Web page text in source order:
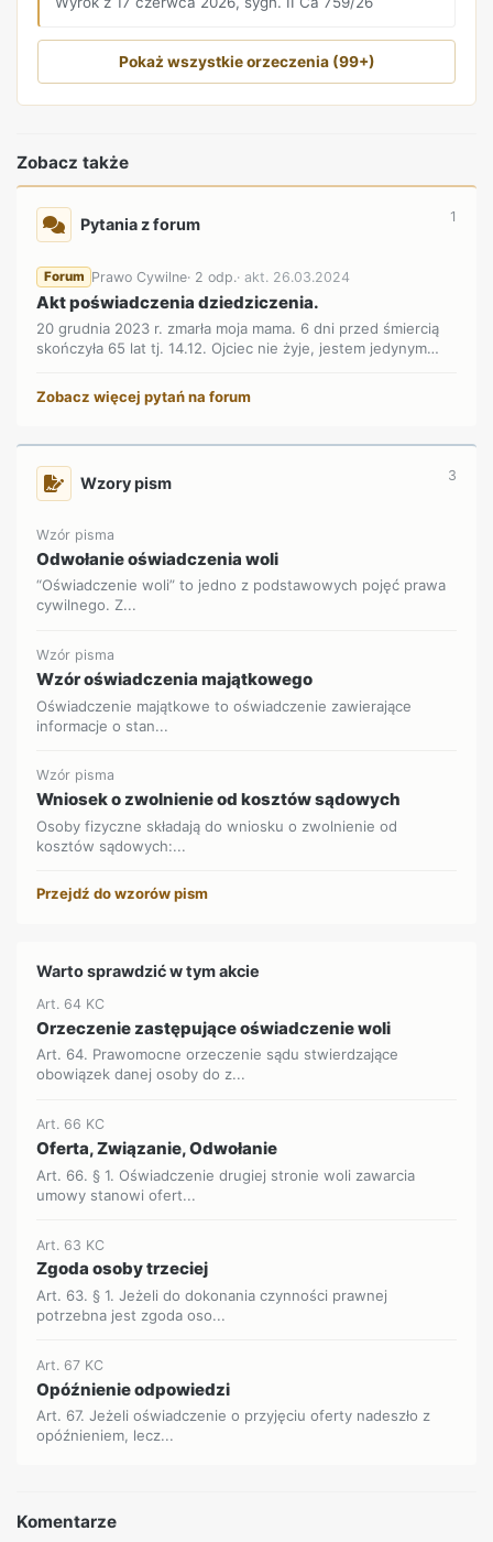
Pokaż wszystkie orzeczenia (99+)
Zobacz także
Pytania z forum 1
Forum Prawo Cywilne· 2 odp.· akt. 26.03.2024
Akt poświadczenia dziedziczenia.
20 grudnia 2023 r. zmarła moja mama. 6 dni przed śmiercią
skończyła 65 lat tj. 14.12. Ojciec nie żyje, jestem jedynym
Zobacz więcej pytań na forum
Wzory pism 3
Wzór pisma
Odwołanie oświadczenia woli
“Oświadczenie woli” to jedno z podstawowych pojęć prawa
cywilnego. Z...
Wzór pisma
Wzór oświadczenia majątkowego
Oświadczenie majątkowe to oświadczenie zawierające
informacje o stan...
Wzór pisma
Wniosek o zwolnienie od kosztów sądowych
Osoby fizyczne składają do wniosku o zwolnienie od
kosztów sądowych:...
Przejdź do wzorów pism
Warto sprawdzić w tym akcie
Art. 64 KC
Orzeczenie zastępujące oświadczenie woli
Art. 64. Prawomocne orzeczenie sądu stwierdzające
obowiązek danej osoby do z...
Art. 66 KC
Oferta, Związanie, Odwołanie
Art. 66. § 1. Oświadczenie drugiej stronie woli zawarcia
umowy stanowi ofert...
Art. 63 KC
Zgoda osoby trzeciej
Art. 63. § 1. Jeżeli do dokonania czynności prawnej
potrzebna jest zgoda oso...
Art. 67 KC
Opóźnienie odpowiedzi
Art. 67. Jeżeli oświadczenie o przyjęciu oferty nadeszło z
opóźnieniem, lecz...
Komentarze